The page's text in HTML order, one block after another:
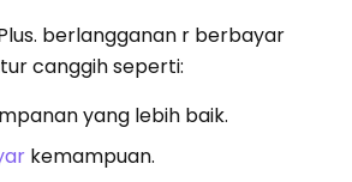
berlangganan r berbayar
canggih seperti:
yang lebih baik.
kemampuan.